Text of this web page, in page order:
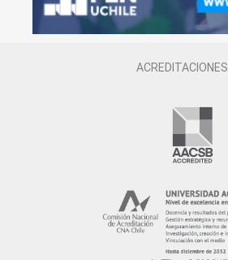
ACREDITACIONES